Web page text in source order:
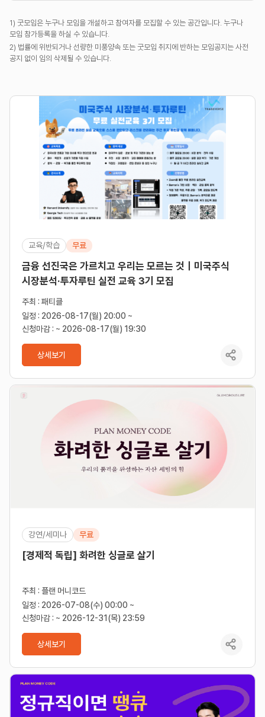
1) 굿모임은 누구나 모임을 개설하고 참여자를 모집할 수 있는 공간입니다. 누구나
모임 참가등록을 하실 수 있습니다.
2) 법률에 위반되거나 선량한 미풍양속 또는 굿모임 취지에 반하는 모임공지는 사전
공지 없이 임의 삭제될 수 있습니다.
교육/학습 무료
금융 선진국은 가르치고 우리는 모르는 것｜미국주식
시장분석·투자루틴 실전 교육 3기 모집
주최 : 패티클
일정 : 2026-08-17(월) 20:00 ~
신청마감 : ~ 2026-08-17(월) 19:30
상세보기
강연/세미나 무료
[경제적 독립] 화려한 싱글로 살기
주최 : 플랜 머니코드
일정 : 2026-07-08(수) 00:00 ~
신청마감 : ~ 2026-12-31(목) 23:59
상세보기